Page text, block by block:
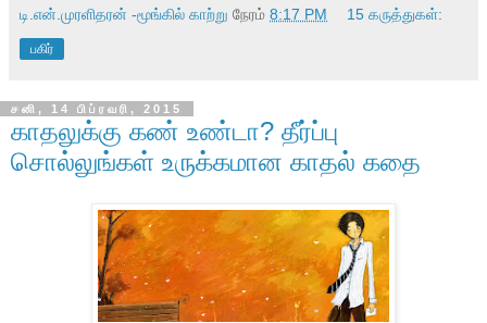
டி.என்.முரளிதரன் -மூங்கில் காற்று நேரம் 8:17 PM 15 கருத்துகள்:
பகிர்
சனி, 14 பிப்ரவரி, 2015
காதலுக்கு கண் உண்டா? தீர்ப்பு
சொல்லுங்கள் உருக்கமான காதல் கதை